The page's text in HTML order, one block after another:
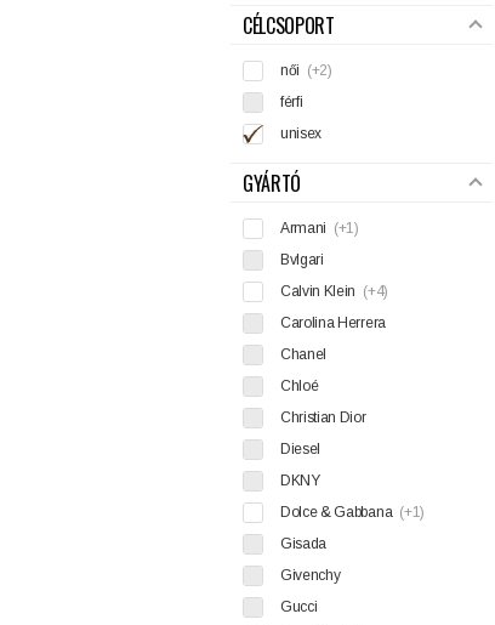
SZŰRÉS
CÉLCSOPORT
női (+2)
férfi
unisex
GYÁRTÓ
Armani (+1)
Bvlgari
Calvin Klein (+4)
Carolina Herrera
Chanel
Chloé
Christian Dior
Diesel
DKNY
Dolce & Gabbana (+1)
Gisada
Givenchy
Gucci